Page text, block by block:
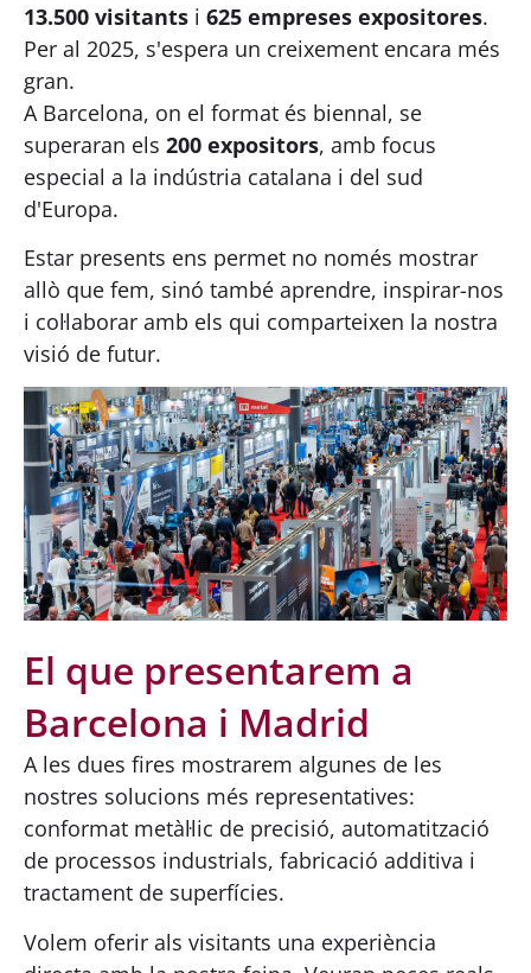
13.500 visitants i 625 empreses expositores.
Per al 2025, s'espera un creixement encara més
gran.
A Barcelona, on el format és biennal, se
superaran els 200 expositors, amb focus
especial a la indústria catalana i del sud
d'Europa.
Estar presents ens permet no només mostrar
allò que fem, sinó també aprendre, inspirar-nos
i col·laborar amb els qui comparteixen la nostra
visió de futur.
El que presentarem a
Barcelona i Madrid
A les dues fires mostrarem algunes de les
nostres solucions més representatives:
conformat metàl·lic de precisió, automatització
de processos industrials, fabricació additiva i
tractament de superfícies.
Volem oferir als visitants una experiència